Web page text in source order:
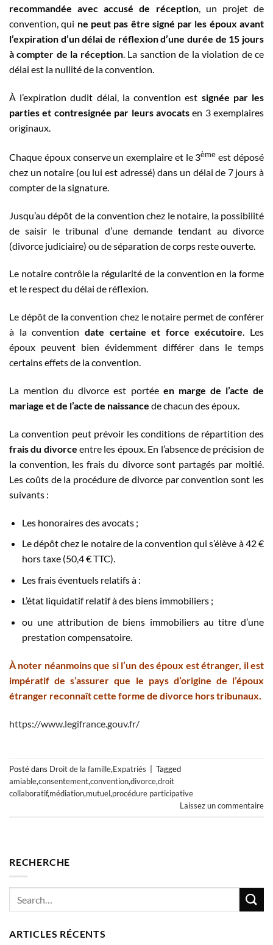
recommandée avec accusé de réception, un projet de
convention, qui ne peut pas être signé par les époux avant
l’expiration d’un délai de réflexion d’une durée de 15 jours
à compter de la réception. La sanction de la violation de ce
délai est la nullité de la convention.
À l’expiration dudit délai, la convention est signée par les
parties et contresignée par leurs avocatsen 3 exemplaires
originaux.
Chaque époux conserve un exemplaire et le 3ème est déposé
chez un notaire (ou lui est adressé) dans un délai de 7 jours à
compter de la signature.
Jusqu’au dépôt de la convention chez le notaire, la possibilité
de saisir le tribunal d’une demande tendant au divorce
(divorce judiciaire) ou de séparation de corps reste ouverte.
Le notaire contrôle la régularité de la convention en la forme
et le respect du délai de réflexion.
Le dépôt de la convention chez le notaire permet de conférer
à la convention date certaine et force exécutoire. Les
époux peuvent bien évidemment différer dans le temps
certains effets de la convention.
La mention du divorce est portée en marge de l’acte de
mariage et de l’acte de naissance de chacun des époux.
La convention peut prévoir les conditions de répartition des
frais du divorce entre les époux. En l’absence de précision de
la convention, les frais du divorce sont partagés par moitié.
Les coûts de la procédure de divorce par convention sont les
suivants :
Les honoraires des avocats ;
Le dépôt chez le notaire de la convention qui s’élève à 42 €
hors taxe (50,4 € TTC).
Les frais éventuels relatifs à :
L’état liquidatif relatif à des biens immobiliers ;
ou une attribution de biens immobiliers au titre d’une
prestation compensatoire.
À noter néanmoins que si l’un des époux est étranger, il est
impératif de s’assurer que le pays d’origine de l’époux
étranger reconnaît cette forme de divorce hors tribunaux.
https://www.legifrance.gouv.fr/
Posté dans Droit de la famille,Expatriés
Tagged
amiable,consentement,convention,divorce,droit
collaboratif,médiation,mutuel,procédure participative
Laissez un commentaire
RECHERCHE
ARTICLES RÉCENTS